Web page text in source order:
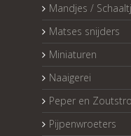
Mandjes /
Matses snijders
Miniaturen
Naaigerei
Peper en
Pijpenwroeters